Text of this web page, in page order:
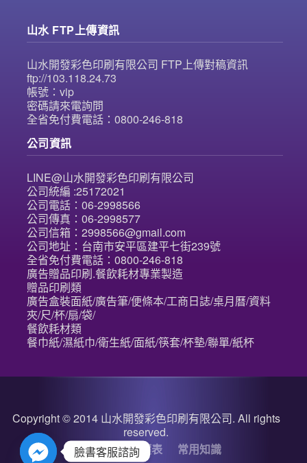
山水 FTP上傳資訊
山水開發彩色印刷有限公司 FTP上傳對稿資訊
ftp://103.118.24.73
帳號：vip
密碼請來電詢問
全省免付費電話：0800-246-818
公司資訊
LINE@山水開發彩色印刷有限公司
公司統編 :25172021
公司電話：06-2998566
公司傳真：06-2998577
公司信箱：2998566@gmail.com
公司地址：台南市安平區建平七街239號
全省免付費電話：0800-246-818
廣告贈品印刷.餐飲耗材專業製造
贈品印刷類
廣告盒裝面紙/廣告筆/便條本/工商日誌/桌月曆/資料
夾/尺/杯/扇/袋/
餐飲耗材類
餐巾紙/濕紙巾/衛生紙/面紙/筷套/杯墊/聯單/紙杯
Copyright © 2014 山水開發彩色印刷有限公司. All rights
reserved.
關於我們
詢價表 常用知識
臉書客服諮詢